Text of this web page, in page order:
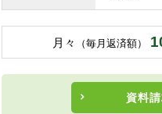
月々 （毎月返済額）
資料